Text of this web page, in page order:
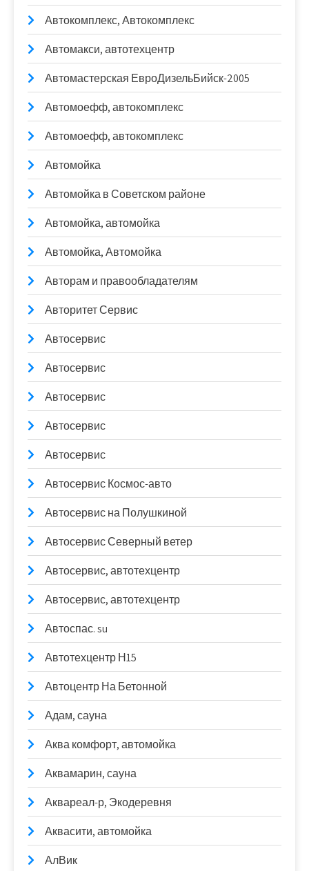
Автокомплекс, Автокомплекс
Автомакси, автотехцентр
Автомастерская ЕвроДизельБийск-2005
Автомоефф, автокомплекс
Автомоефф, автокомплекс
Автомойка
Автомойка в Советском районе
Автомойка, автомойка
Автомойка, Автомойка
Авторам и правообладателям
Авторитет Сервис
Автосервис
Автосервис
Автосервис
Автосервис
Автосервис
Автосервис Космос-авто
Автосервис на Полушкиной
Автосервис Северный ветер
Автосервис, автотехцентр
Автосервис, автотехцентр
Автоспас. su
Автотехцентр Н15
Автоцентр На Бетонной
Адам, сауна
Аква комфорт, автомойка
Аквамарин, сауна
Аквареал-р, Экодеревня
Аквасити, автомойка
АлВик